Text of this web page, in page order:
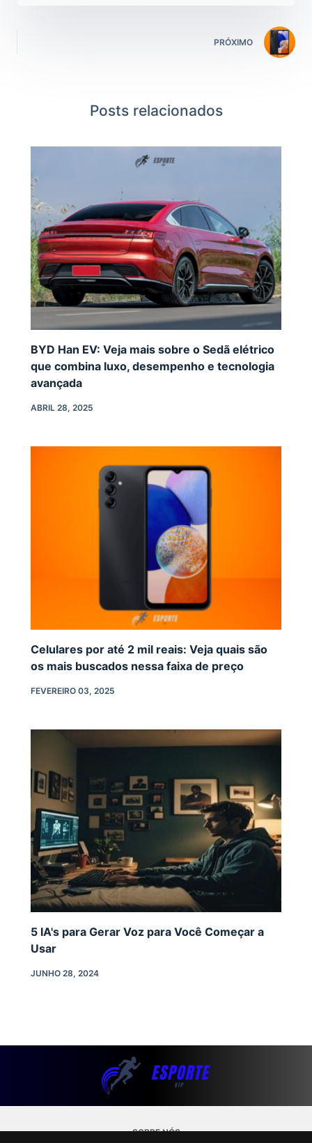
PRÓXIMO
Posts relacionados
BYD Han EV: Veja mais sobre o Sedã elétrico
que combina luxo, desempenho e tecnologia
avançada
ABRIL 28, 2025
Celulares por até 2 mil reais: Veja quais são
os mais buscados nessa faixa de preço
FEVEREIRO 03, 2025
5 IA's para Gerar Voz para Você Começar a
Usar
JUNHO 28, 2024
SOBRE NÓS